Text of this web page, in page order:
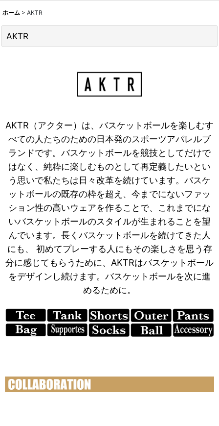
ホーム > AKTR
AKTR
AKTR（アクター）は、バスケットボールを楽しむす
べての人たちのための日本発のスポーツアパレルブ
ランドです。バスケットボールを競技としてだけで
はなく、純粋に楽しむものとして再定義したいとい
う思いで私たちは日々改革を続けています。バスケ
ットボールの既存の枠を超え、今までにないファッ
ション性の高いウェアを作ることで、これまでにな
いバスケットボールのスタイルが生まれることを望
んでいます。長くバスケットボールを続けてきた人
にも、 初めてプレーする人にもその楽しさを思う存
分に感じてもらうために、AKTRはバスケットボール
をデザインし続けます。バスケットボールを次に進
めるために。